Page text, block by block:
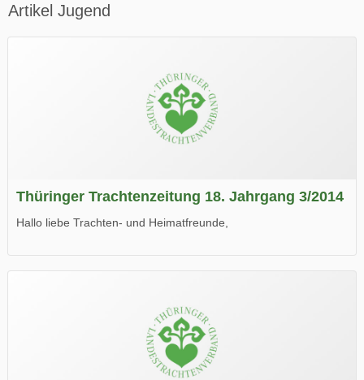
Artikel Jugend
Thüringer Trachtenzeitung 18. Jahrgang 3/2014
Hallo liebe Trachten- und Heimatfreunde,
Wir wünschen Euch viel Spaß beim Lesen.